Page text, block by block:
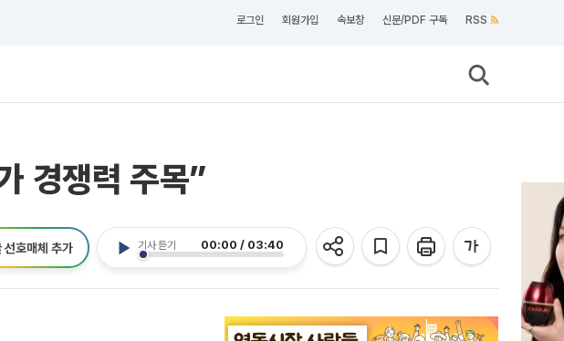
로그인 회원가입 속보창 신문/PDF 구독 RSS
경쟁력 주목”
기사 듣기 00:00 / 03:40
선호매체 추가